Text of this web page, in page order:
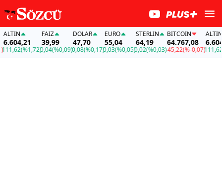
(%1,72)
FAİZ
39,99
0,04(%0,09)
DOLAR
47,70
0,08(%0,17)
EURO
55,04
0,03(%0,05)
STERLIN
64,19
0,02(%0,03)
BITCOIN
64.767,08
-45,22(%-0,07)
ALTIN
111,62